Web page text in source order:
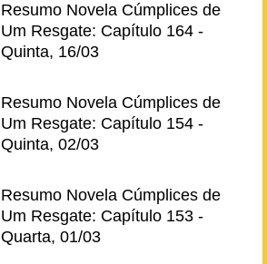
Resumo Novela Cúmplices de
Um Resgate: Capítulo 164 -
Quinta, 16/03
Resumo Novela Cúmplices de
Um Resgate: Capítulo 154 -
Quinta, 02/03
Resumo Novela Cúmplices de
Um Resgate: Capítulo 153 -
Quarta, 01/03